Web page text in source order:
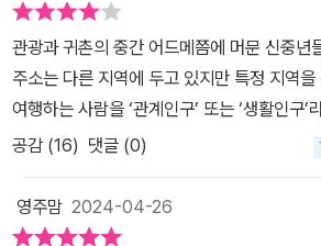
관광과 귀촌의 중간 어드메쯤에 머문 신중년
주소는 다른 지역에 두고 있지만 특정 지역
여행하는 사람을 ‘관계인구’ 또는 ‘생활인구’
공감 (16) 댓글 (0)
영주맘 2024-04-26